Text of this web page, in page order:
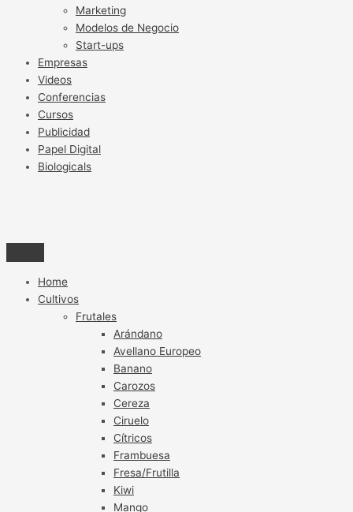
Marketing
Modelos de Negocio
Start-ups
Empresas
Videos
Conferencias
Cursos
Publicidad
Papel Digital
Biologicals
Home
Cultivos
Frutales
Arándano
Avellano Europeo
Banano
Carozos
Cereza
Ciruelo
Cítricos
Frambuesa
Fresa/Frutilla
Kiwi
Mango